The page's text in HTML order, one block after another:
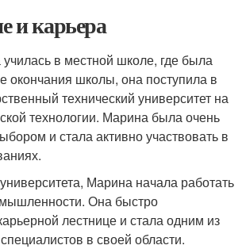
и карьера
в местной школе, где была
окончания школы, она поступила в
технический университет на
технологии. Марина была очень
и стала активно участвовать в
Марина начала работать
Она быстро
лестнице и стала одним из
в своей области.